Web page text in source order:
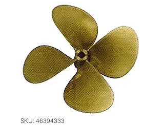
SKU: 46394333